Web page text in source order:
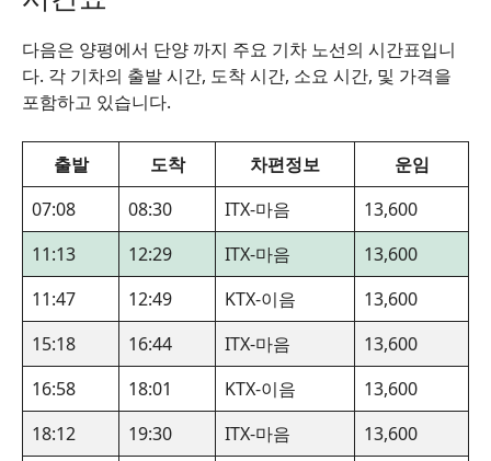
다음은 양평에서 단양 까지 주요 기차 노선의 시간표입니
다. 각 기차의 출발 시간, 도착 시간, 소요 시간, 및 가격을
포함하고 있습니다.
출발 도착 차편정보
운임
07:08
08:30 ITX-마음
13,600
11:13
12:29 ITX-마음
13,600
11:47
12:49 KTX-이음
13,600
15:18
16:44 ITX-마음
13,600
16:58
18:01 KTX-이음
13,600
18:12
19:30 ITX-마음
13,600